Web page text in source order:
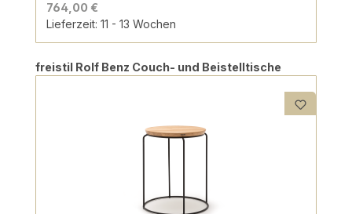
764,00 €
Lieferzeit: 11 - 13 Wochen
Produktgalerie überspringen
freistil Rolf Benz Couch- und Beistelltische